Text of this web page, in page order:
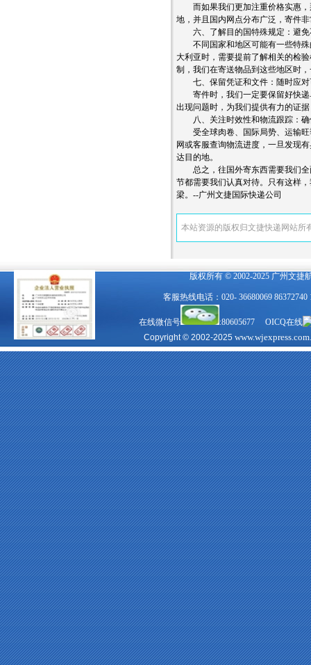
而如果我们更加注重价格实惠，
地，并且国内网点分布广泛，寄件
六、了解目的国特殊规定：避免
不同国家和地区可能有一些特殊
大利亚时，需要提前了解相关的检
制，我们在寄送物品到这些地区时
七、保留凭证和文件：随时应对
寄件时，我们一定要保留好快递
出现问题时，为我们提供有力的证
八、关注时效性和物流跟踪：确
受全球肉卷、国际局势、运输旺
网或客服查询物流进度，一旦发现
达目的地。
总之，往国外寄东西需要我们全
节都需要我们认真对待。只有这样
梁。--广州文捷国际快递公司
本站资源的版权归文捷快递网站所
版权所有 © 2002-2025 广州文捷
客服热线电话：020- 36680069
在线微信号
:80605677 OICQ在线
Copyright © 2002-2025 www.wjexpress.com